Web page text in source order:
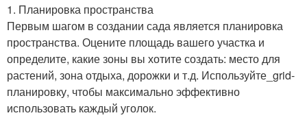
1. Планировка пространства
Первым шагом в создании сада является планировка
пространства. Оцените площадь вашего участка и
определите, какие зоны вы хотите создать: место для
растений, зона отдыха, дорожки и т.д. Используйте_grid-
планировку, чтобы максимально эффективно
использовать каждый уголок.